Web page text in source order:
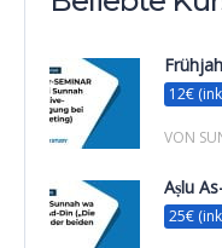
12€
VON
Aṣlu
25€